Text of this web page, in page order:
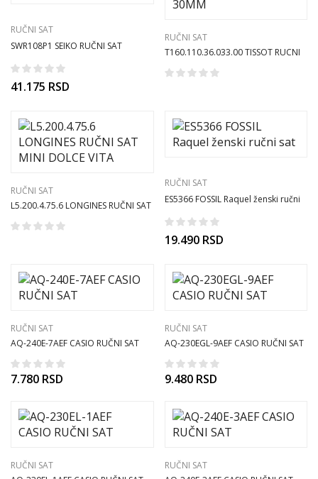
RUČNI SAT
SWR108P1 SEIKO RUČNI SAT
41.175 RSD
RUČNI SAT
T160.110.36.033.00 TISSOT RUCNI
SAT SRV 30MM
RUČNI SAT
L5.200.4.75.6 LONGINES RUČNI SAT
MINI DOLCE VITA
RUČNI SAT
ES5366 FOSSIL Raquel ženski ručni
19.490 RSD
RUČNI SAT
AQ-240E-7AEF CASIO RUČNI SAT
7.780 RSD
RUČNI SAT
AQ-230EGL-9AEF CASIO RUČNI SAT
9.480 RSD
RUČNI SAT
RUČNI SAT